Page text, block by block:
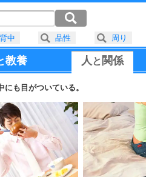
教養 人と 関係
も目がついている。
背中 品性 周り